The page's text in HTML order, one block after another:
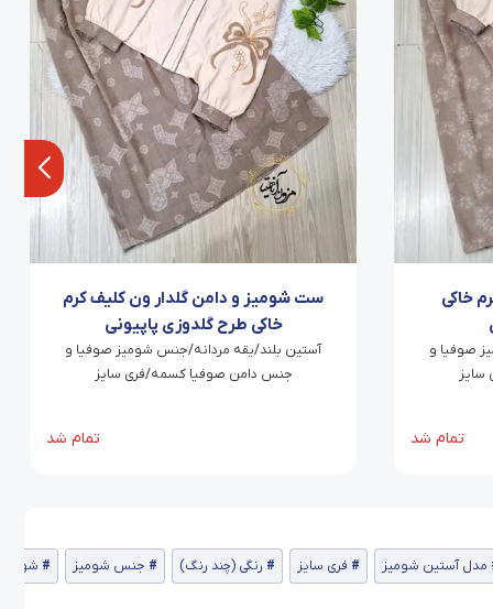
خاکی
صوفیا و
تمام شد
ست شومیز و دامن گلدار ون کلیف کرم
خاکی طرح گلدوزی پاپیونی
آستین بلند/یقه مردانه/جنس شومیز صوفیا و
جنس دامن صوفیا کسمه/فری سایز
تمام شد
مدل آستین شومیز فری سایز رنگی (چند رنگ) جنس شومیز شومیز